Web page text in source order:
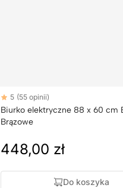
Reviews
5 out of 5 stars
5 (55 opinii)
Biurko elektryczne 88 x 60 cm
Brązowe
448,00 zł
Do koszyka